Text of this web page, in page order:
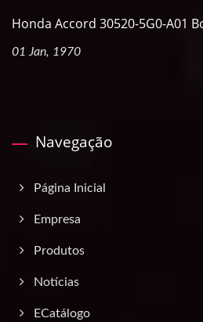
Honda Accord 30520-5G0-A01
01 Jan, 1970
Navegação
Página Inicial
Empresa
Produtos
Notícias
ECatálogo